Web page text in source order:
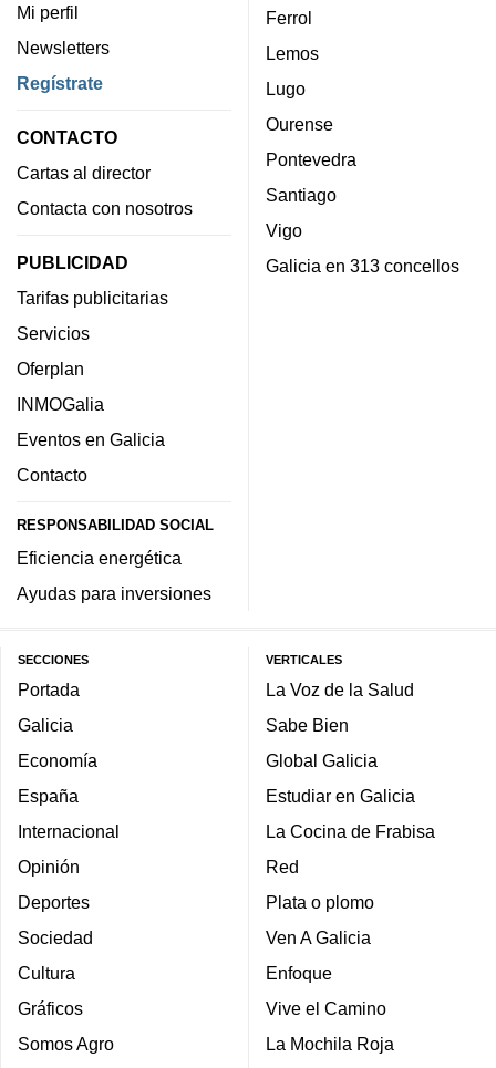
Mi perfil
Newsletters
Regístrate
CONTACTO
Cartas al director
Contacta con nosotros
PUBLICIDAD
Tarifas publicitarias
Servicios
Oferplan
INMOGalia
Eventos en Galicia
Contacto
RESPONSABILIDAD SOCIAL
Eficiencia energética
Ayudas para inversiones
Ferrol
Lemos
Lugo
Ourense
Pontevedra
Santiago
Vigo
Galicia en 313 concellos
SECCIONES
Portada
Galicia
Economía
España
Internacional
Opinión
Deportes
Sociedad
Cultura
Gráficos
Somos Agro
VERTICALES
La Voz de la Salud
Sabe Bien
Global Galicia
Estudiar en Galicia
La Cocina de Frabisa
Red
Plata o plomo
Ven A Galicia
Enfoque
Vive el Camino
La Mochila Roja